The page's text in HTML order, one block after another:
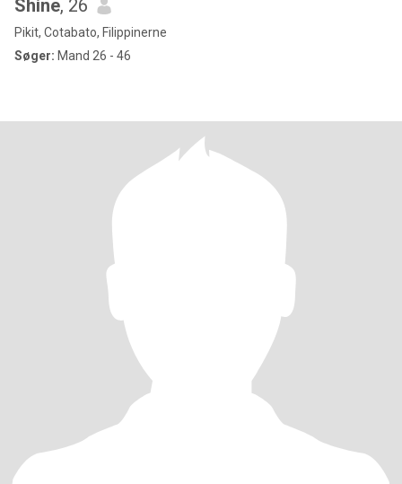
Shine, 26
Pikit, Cotabato, Filippinerne
Søger: Mand 26 - 46